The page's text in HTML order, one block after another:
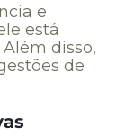
e
está
disso,
de